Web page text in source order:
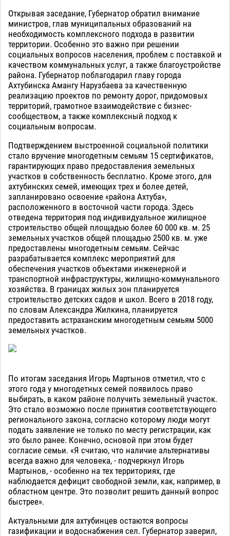
Открывая заседание, Губернатор обратил внимание
министров, глав муниципальных образований на
необходимость комплексного подхода в развитии
территории. Особенно это важно при решении
социальных вопросов населения, проблем с поставкой и
качеством коммунальных услуг, а также благоустройстве
района. Губернатор поблагодарил главу города
Ахтубинска Амангу Нарузбаева за качественную
реализацию проектов по ремонту дорог, придомовых
территорий, грамотное взаимодействие с бизнес-
сообществом, а также комплексный подход к
социальным вопросам.
Подтверждением выстроенной социальной политики
стало вручение многодетным семьям 15 сертификатов,
гарантирующих право предоставления земельных
участков в собственность бесплатно. Кроме этого, для
ахтубинских семей, имеющих трех и более детей,
запланировано освоение «района Ахтуба»,
расположенного в восточной части города. Здесь
отведена территория под индивидуальное жилищное
строительство общей площадью более 60 000 кв. м. 25
земельных участков общей площадью 2500 кв. м. уже
предоставлены многодетным семьям. Сейчас
разрабатывается комплекс мероприятий для
обеспечения участков объектами инженерной и
транспортной инфраструктуры, жилищно-коммунального
хозяйства. В границах жилых зон планируется
строительство детских садов и школ. Всего в 2018 году,
по словам Александра Жилкина, планируется
предоставить астраханским многодетным семьям 5000
земельных участков.
По итогам заседания Игорь Мартынов отметил, что с
этого года у многодетных семей появилось право
выбирать, в каком районе получить земельный участок.
Это стало возможно после принятия соответствующего
регионального закона, согласно которому люди могут
подать заявление не только по месту регистрации, как
это было ранее. Конечно, основой при этом будет
согласие семьи. «Я считаю, что наличие альтернативы
всегда важно для человека, - подчеркнул Игорь
Мартынов, - особенно на тех территориях, где
наблюдается дефицит свободной земли, как, например, в
областном центре. Это позволит решить данный вопрос
быстрее».
Актуальными для ахтубинцев остаются вопросы
газификации и водоснабжения сел. Губернатор заверил,